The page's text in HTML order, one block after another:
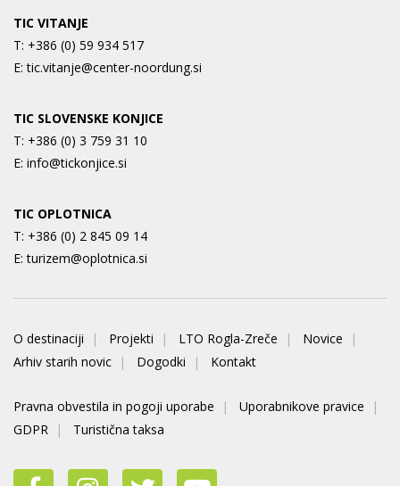
TIC VITANJE
T: +386 (0) 59 934 517
E:tic.vitanje@center-noordung.si
TIC SLOVENSKE KONJICE
T: +386 (0) 3 759 31 10
E: info@tickonjice.si
TIC OPLOTNICA
T: +386 (0) 2 845 09 14
E:turizem@oplotnica.si
O destinaciji Projekti LTO Rogla-Zreče
Novice
Arhiv starih novic
Dogodki Kontakt
Pravna obvestila in pogoji uporabe
Uporabnikove pravice
GDPR
Turistična taksa